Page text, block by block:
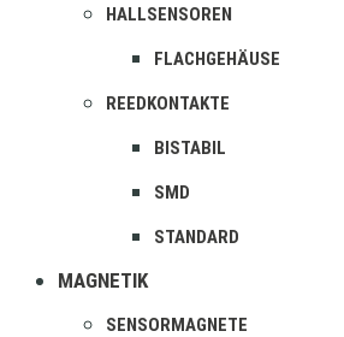
HALLSENSOREN
FLACHGEHÄUSE
REEDKONTAKTE
BISTABIL
SMD
STANDARD
MAGNETIK
SENSORMAGNETE